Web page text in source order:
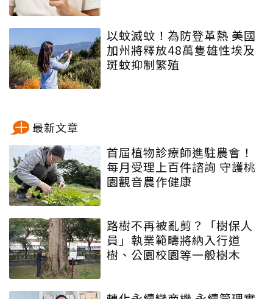
以蚊滅蚊！為防登革熱 美國
加州將釋放48萬隻雄性埃及
斑蚊抑制繁殖
最新文章
首屆植物診療師進駐農會！
每月受理上百件諮詢 守護桃
園觀音農作健康
路樹不再被亂剪？「樹保人
員」執業範疇將納入行道
樹、公園校園等一般樹木